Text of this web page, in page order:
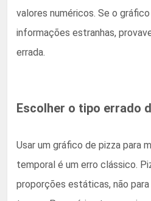
valores numéricos. Se o
informações estranhas,
errada.
Escolher o tipo errado
Usar um gráfico de pizza para
temporal é um erro clássico.
proporções estáticas, não